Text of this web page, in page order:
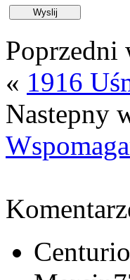
Poprzedni
« 1916
Nastepny